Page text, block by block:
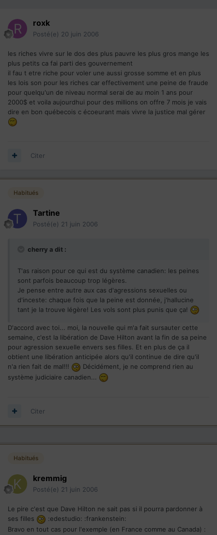
roxk
Posté(e) 20 juin 2006
les riches vivre sur le dos des plus pauvre les plus gros mange les
plus petits ca fai parti des gouvernement
il fau t etre riche pour voler une aussi grosse somme et en plus
les lois son pour les riches car effectivement une peine de fraude
pour quelqu'un de niveau normal serai de au moin 1 ans pour
2000$ et voila aujourdhui pour des millions on offre 7 mois je vais
dire en bon québecois c écoeurant mais vivre la justice mal gérer
Citer
Habitués
Tartine
Posté(e) 21 juin 2006
cherry a dit :
T'as raison pour ce qui est du système canadien: les peines
sont parfois beaucoup trop légères.
Je pense entre autre aux cas d'agressions sexuelles ou
d'inceste: chaque fois que la peine est donnée, j'hallucine
tant je la trouve légère! Les vols sont plus punis que ça!
D'accord avec toi... moi, la nouvelle qui m'a fait sursauter cette
semaine, c'est la libération de Dave Hilton avant la fin de sa peine
pour agression sexuelle envers ses filles. Et en plus de ça il
obtient une libération anticipée alors qu'il continue de dire qu'il
n'a rien fait de mal!!!
Décidément, je ne comprend rien au
système judiciaire canadien...
Citer
Habitués
kremmig
Posté(e) 21 juin 2006
Le pire c'est que Dave Hilton ne sait pas si il pourra pardonner à
ses filles
:edestudio: :frankenstein:
Bravo en tout cas pour l'exemple (en France comme au Canada) :